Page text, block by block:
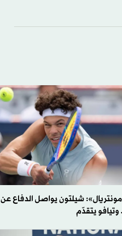
شيلتون يواصل الدفاع عن
وتيافو يتقدّم